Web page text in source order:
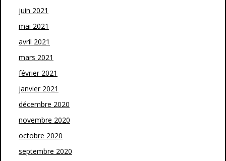
juin 2021
mai 2021
avril 2021
mars 2021
février 2021
janvier 2021
décembre 2020
novembre 2020
octobre 2020
septembre 2020